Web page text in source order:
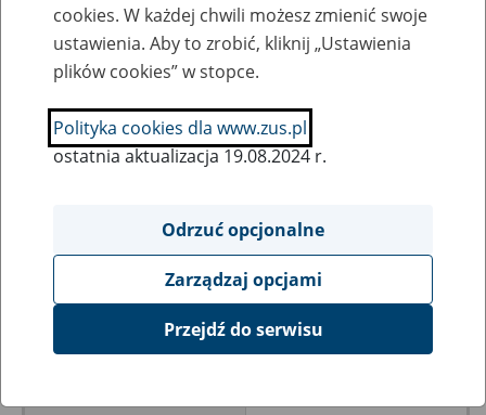
SZUKAJ
Ukryj wszystkie pozycje bazy
BUD-REM Sp. z o.o. w likwidacji w
cookies. W każdej chwili możesz zmienić swoje
ustawienia. Aby to zrobić, kliknij „Ustawienia
plików cookies” w stopce.
Polityka cookies dla www.zus.pl
ostatnia aktualizacja 19.08.2024 r.
Odrzuć opcjonalne
Zarządzaj opcjami
Przejdź do serwisu